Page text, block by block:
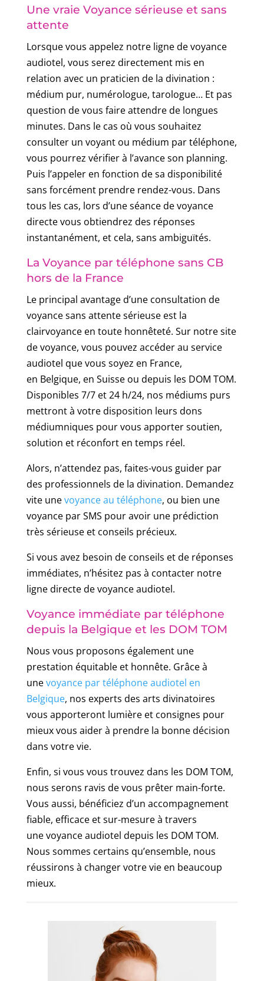
Une vraie Voyance sérieuse et sans
attente
Lorsque vous appelez notre ligne de voyance
audiotel, vous serez directement mis en
relation avec un praticien de la divination :
médium pur, numérologue, tarologue… Et pas
question de vous faire attendre de longues
minutes. Dans le cas où vous souhaitez
consulter un voyant ou médium par téléphone,
vous pourrez vérifier à l’avance son planning.
Puis l’appeler en fonction de sa disponibilité
sans forcément prendre rendez-vous. Dans
tous les cas, lors d’une séance de voyance
directe vous obtiendrez des réponses
instantanément, et cela, sans ambiguïtés.
La Voyance par téléphone sans CB
hors de la France
Le principal avantage d’une consultation de
voyance sans attente sérieuse est la
clairvoyance en toute honnêteté. Sur notre site
de voyance, vous pouvez accéder au service
audiotel que vous soyez en France,
en Belgique, en Suisse ou depuis les DOM TOM.
Disponibles 7/7 et 24 h/24, nos médiums purs
mettront à votre disposition leurs dons
médiumniques pour vous apporter soutien,
solution et réconfort en temps réel.
Alors, n’attendez pas, faites-vous guider par
des professionnels de la divination. Demandez
vite unevoyance au téléphone, ou bien une
voyance par SMS pour avoir une prédiction
très sérieuse et conseils précieux.
Si vous avez besoin de conseils et de réponses
immédiates, n’hésitez pas à contacter notre
ligne directe de voyance audiotel.
Voyance immédiate par téléphone
depuis la Belgique et les DOM TOM
Nous vous proposons également une
prestation équitable et honnête. Grâce à
unevoyance par téléphone audiotel en
Belgique, nos experts des arts divinatoires
vous apporteront lumière et consignes pour
mieux vous aider à prendre la bonne décision
dans votre vie.
Enfin, si vous vous trouvez dans les DOM TOM,
nous serons ravis de vous prêter main-forte.
Vous aussi, bénéficiez d’un accompagnement
fiable, efficace et sur-mesure à travers
une voyance audiotel depuis les DOM TOM.
Nous sommes certains qu’ensemble, nous
réussirons à changer votre vie en beaucoup
mieux.